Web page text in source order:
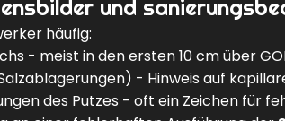
und
häufig:
- meist in den ersten 10 cm über
- Hinweis auf
des Putzes - oft ein Zeichen für